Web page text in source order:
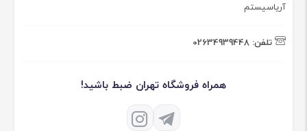
آریاسیستم
تلفن: 02634939448
همراه فروشگاه تهران ضبط باشید!